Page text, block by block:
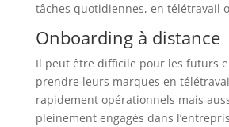
tâches quotidiennes, en télétravail
Onboarding à distance
Il peut être difficile pour les futurs
prendre leurs marques en
rapidement opérationnels mais
pleinement engagés dans